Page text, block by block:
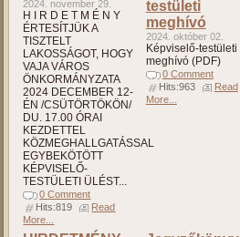
2024. november 29.
H I R D E T M É N Y
ÉRTESÍTJÜK A
TISZTELT
LAKOSSÁGOT, HOGY
VAJA VÁROS
ÖNKORMÁNYZATA
2024 DECEMBER 12-
ÉN /CSÜTÖRTÖKÖN/
DU. 17.00 ÓRAI
KEZDETTEL
KÖZMEGHALLGATÁSSAL
EGYBEKÖTÖTT
KÉPVISELŐ-
TESTÜLETI ÜLÉST...
0 Comment
Hits:819
Read
More...
testületi
meghívó
2024. október 02.
Képviselő-testületi
meghívó (PDF)
0 Comment
Hits:963
Read
More...